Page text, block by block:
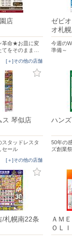
店
革命★お皿に変
てをそのまま…
[＋]その他の店舗
ゼビ
オ札
今週の
準備～
ス 琴似店
スタッドレスタ
セール
[＋]その他の店舗
ハン
50年の
ズ創業
/札幌南22条
ＡＭ
ＯＬ